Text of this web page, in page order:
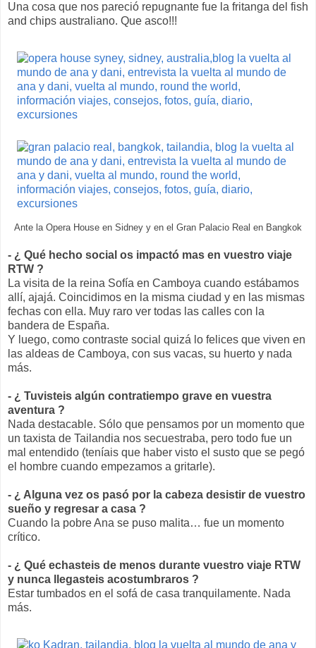
Una cosa que nos pareció repugnante fue la fritanga del fish
and chips australiano. Que asco!!!
Ante la Opera House en Sidney y en el Gran Palacio Real en Bangkok
- ¿ Qué hecho social os impactó mas en vuestro viaje
RTW ?
La visita de la reina Sofía en Camboya cuando estábamos
allí, ajajá. Coincidimos en la misma ciudad y en las mismas
fechas con ella. Muy raro ver todas las calles con la
bandera de España.
Y luego, como contraste social quizá lo felices que viven en
las aldeas de Camboya, con sus vacas, su huerto y nada
más.
- ¿ Tuvisteis algún contratiempo grave en vuestra
aventura ?
Nada destacable. Sólo que pensamos por un momento que
un taxista de Tailandia nos secuestraba, pero todo fue un
mal entendido (teníais que haber visto el susto que se pegó
el hombre cuando empezamos a gritarle).
- ¿ Alguna vez os pasó por la cabeza desistir de vuestro
sueño y regresar a casa ?
Cuando la pobre Ana se puso malita… fue un momento
crítico.
- ¿ Qué echasteis de menos durante vuestro viaje RTW
y nunca llegasteis acostumbraros ?
Estar tumbados en el sofá de casa tranquilamente. Nada
más.